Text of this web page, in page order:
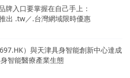
牌入口要掌握在自己手上：
出 .tw／.台灣網域限時優惠
）與天津具身智能創新中心達成
智能醫療產業生態